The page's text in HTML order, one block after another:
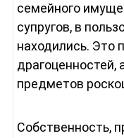
семейного
супругов, в
находились. Это
драгоценностей,
предметов
Собственность,